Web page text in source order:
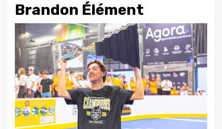
Brandon Élément